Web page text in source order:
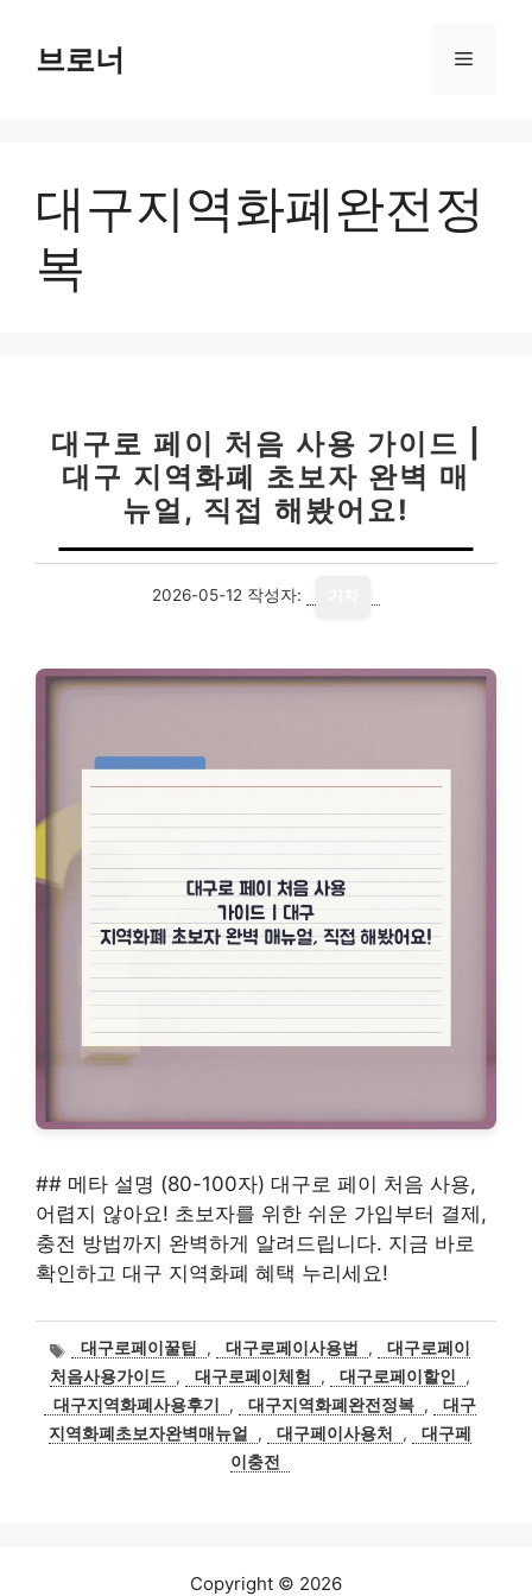
브로너 메
대구지역화폐완전정
복
대구로 페이 처음 사용 가이드 |
대구 지역화폐 초보자 완벽 매
뉴얼, 직접 해봤어요!
2026-05-12 작성자:
## 메타 설명 (80-100자) 대구로 페이 처음 사용,
어렵지 않아요! 초보자를 위한 쉬운 가입부터 결제,
충전 방법까지 완벽하게 알려드립니다. 지금 바로
확인하고 대구 지역화폐 혜택 누리세요!
태
그
대구로페이꿀팁 , 대구로페이사용법 ,
대구로페이
처음사용가이드 , 대구로페이체험 , 대구로페이할인
,
대구지역화폐사용후기
, 대구지역화폐완전정복 ,
대구
지역화폐초보자완벽매뉴얼
, 대구페이사용처 ,
대구페
이충전
Copyright © 2026